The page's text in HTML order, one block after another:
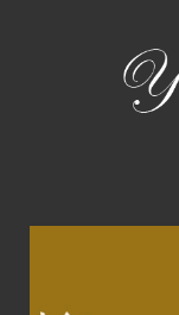
Yılmaz
Çelik